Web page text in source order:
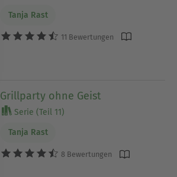
Tanja Rast
11 Bewertungen
Grillparty ohne Geist
Serie (Teil 11)
Tanja Rast
8 Bewertungen